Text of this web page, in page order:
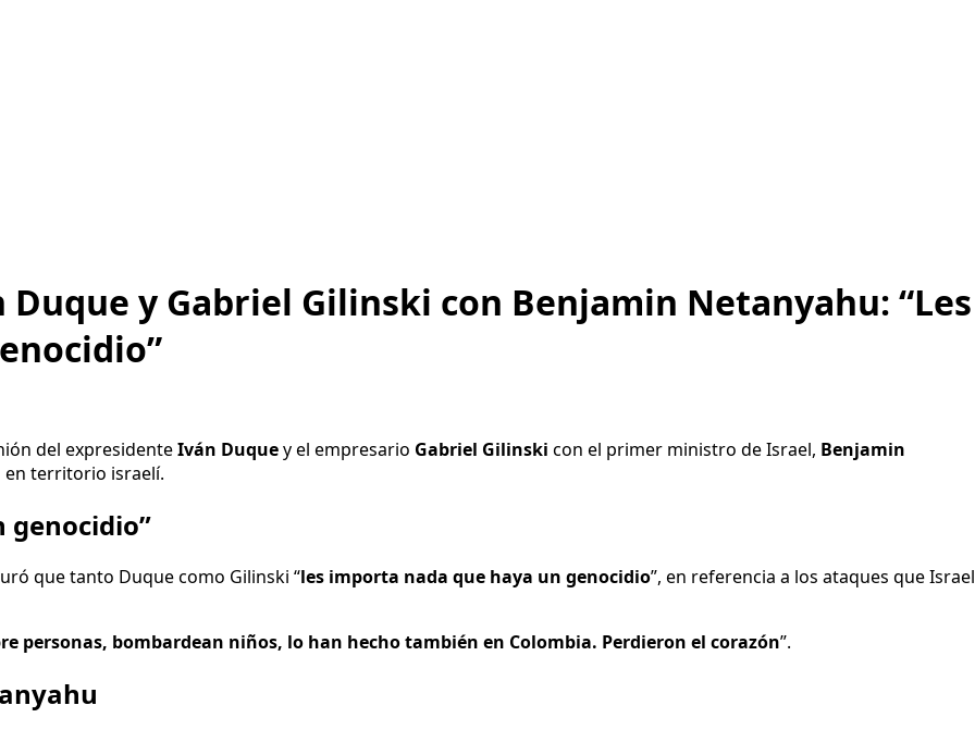
y Gabriel Gilinski con Benjamin Netanyahu: “Les
del expresidenteIván Duquey el empresario Gabriel Gilinski con el primer ministro de Israel, Benjamin
en territorio israelí.
genocidio”
que tanto Duque como Gilinski “les importa nada que haya un genocidio”, en referencia a los ataques que Israel
personas, bombardean niños, lo han hecho también en Colombia. Perdieron el corazón”.